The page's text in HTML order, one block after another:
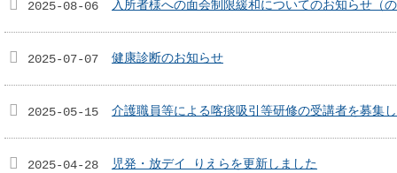
2025-08-06 入所者様への面会制限緩和についてのお知らせ（
2025-07-07 健康診断のお知らせ
2025-05-15 介護職員等による喀痰吸引等研修の受講者を募集
2025-04-28 児発・放デイ りえらを更新しました